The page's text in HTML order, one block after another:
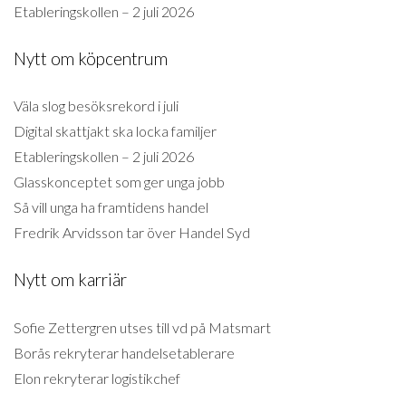
Etableringskollen – 2 juli 2026
Nytt om köpcentrum
Väla slog besöksrekord i juli
Digital skattjakt ska locka familjer
Etableringskollen – 2 juli 2026
Glasskonceptet som ger unga jobb
Så vill unga ha framtidens handel
Fredrik Arvidsson tar över Handel Syd
Nytt om karriär
Sofie Zettergren utses till vd på Matsmart
Borås rekryterar handelsetablerare
Elon rekryterar logistikchef